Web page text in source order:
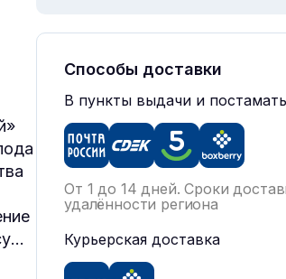
...
Способы доставки
В пункты выдачи и
От 1 до 14 дней. Сроки
удалённости региона
Курьерская доставка